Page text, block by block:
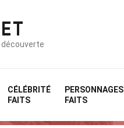
CÉLÉBRITÉ
FAITS
PERSONNAGES
FAITS